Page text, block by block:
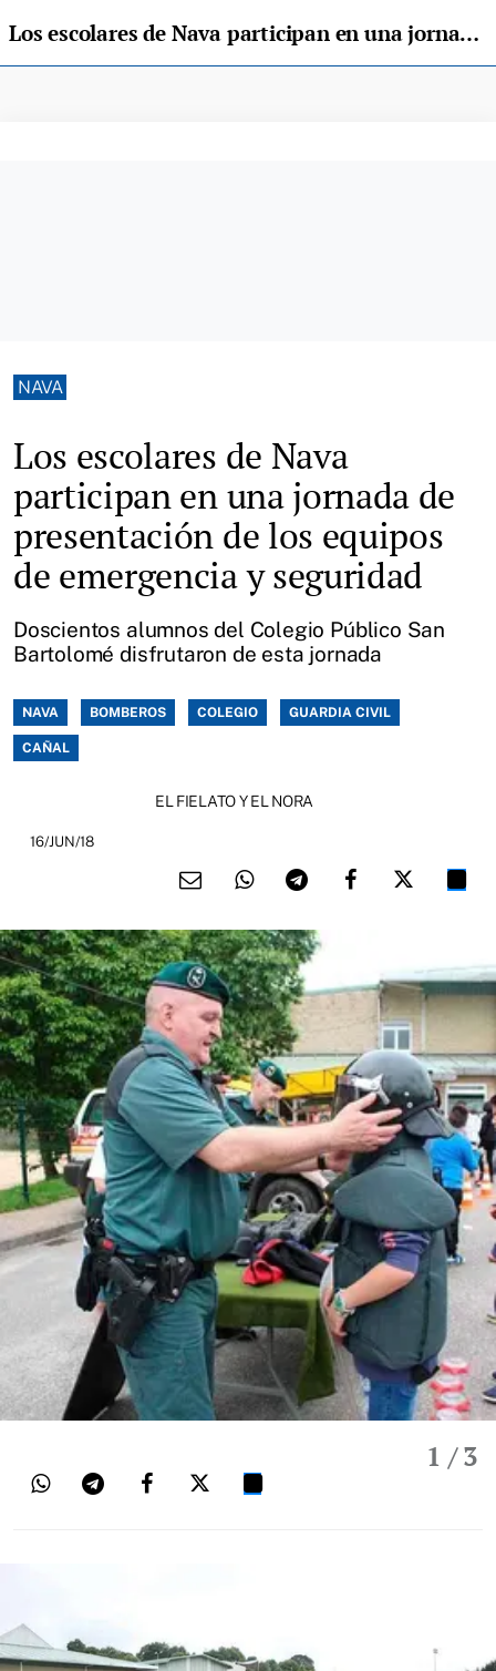
Los escolares de Nava participan en una jornada de presentación de los equipos de emergencia y seguridad
NAVA
Los escolares de Nava
participan en una jornada de
presentación de los equipos
de emergencia y seguridad
Doscientos alumnos del Colegio Público San
Bartolomé disfrutaron de esta jornada
NAVA BOMBEROS COLEGIO GUARDIA CIVIL
CAÑAL
EL FIELATO Y EL NORA
16/JUN/18
1 / 3